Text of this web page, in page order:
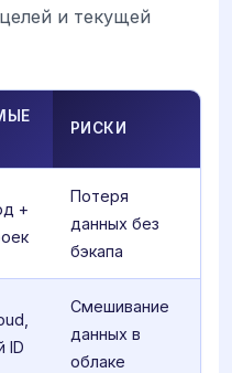
и текущей
РИСКИ
+
Потеря
данных без
бэкапа
ID
Смешивание
данных в
облаке